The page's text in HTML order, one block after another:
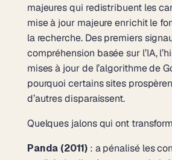
majeures qui redistribuent les
mise à jour majeure enrichit le
la recherche. Des premiers
compréhension basée sur l’IA,
mises à jour de l’algorithme de
pourquoi certains sites
d’autres disparaissent.
Quelques jalons qui ont
Panda (2011): a pénalisé les